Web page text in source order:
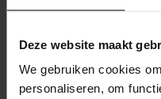
Deze website maakt
We gebruiken cookies
personaliseren, om
Tweedehands
goed op van welk